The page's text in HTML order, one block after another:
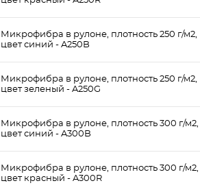
Микрофибра в рулоне, плотность 250 г/м2,
цвет синий - A250B
Микрофибра в рулоне, плотность 250 г/м2,
цвет зеленый - A250G
Микрофибра в рулоне, плотность 300 г/м2,
цвет синий - A300B
Микрофибра в рулоне, плотность 300 г/м2,
цвет красный - A300R